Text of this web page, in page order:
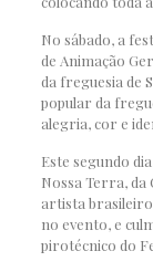
No sábado, a
de Animação
da freguesia de
popular da
alegria, cor e
Este segundo
Nossa Terra, da
artista brasileiro
no evento, e
pirotécnico do